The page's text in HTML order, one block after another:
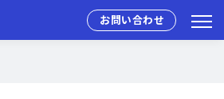
お問い合わせ